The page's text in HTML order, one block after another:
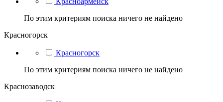
По этим критериям поиска ничего не найдено
Красногорск
Красногорск
По этим критериям поиска ничего не найдено
Краснозаводск